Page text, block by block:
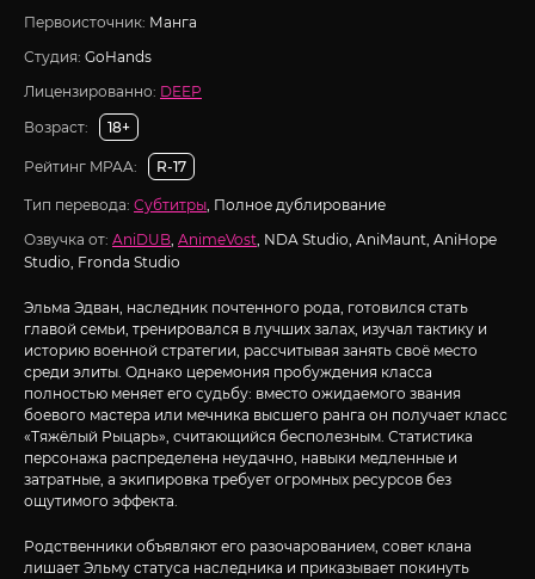
Первоисточник: Манга
Студия: GoHands
Лицензированно: DEEP
Возраст:
18+
Рейтинг MPAA: R-17
Тип перевода: Субтитры, Полное дублирование
Озвучка от: AniDUB, AnimeVost, NDA Studio, AniMaunt, AniHope
Studio, Fronda Studio
Эльма Эдван, наследник почтенного рода, готовился стать
главой семьи, тренировался в лучших залах, изучал тактику и
историю военной стратегии, рассчитывая занять своё место
среди элиты. Однако церемония пробуждения класса
полностью меняет его судьбу: вместо ожидаемого звания
боевого мастера или мечника высшего ранга он получает класс
«Тяжёлый Рыцарь», считающийся бесполезным. Статистика
персонажа распределена неудачно, навыки медленные и
затратные, а экипировка требует огромных ресурсов без
ощутимого эффекта.
Родственники объявляют его разочарованием, совет клана
лишает Эльму статуса наследника и приказывает покинуть